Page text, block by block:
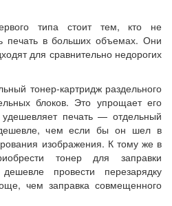
типа стоит тем, кто не
печать в больших объемах. Они
для сравнительно недорогих
тонер-картридж раздельного
блоков. Это упрощает его
удешевляет печать — отдельный
чем если бы он шел в
изображения. К тому же в
тонер для заправки
провести перезарядку
чем заправка совмещенного